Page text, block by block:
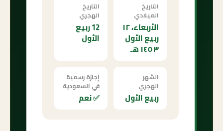
التاريخ
الميلادي
الأربعاء، ١٢
ربيع الأول
١٤٥٣ هـ
التاريخ
الهجري
12 ربيع
الأول
الشهر
الهجري
ربيع الأول
إجازة رسمية
في السعودية
✅ نعم